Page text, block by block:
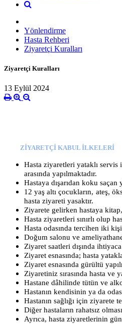
Yönlendirme
Hasta Rehberi
Ziyaretçi Kuralları
Ziyaretçi Kuralları
13 Eylül 2024
ZİYARETÇİ KABUL İLKELERİ
Hasta ziyaretleri yataklı
arasında yapılmaktadır.
Hastaya dışarıdan koku
12 yaş altı çocukların, ateş,
hasta ziyareti yasaktır.
Ziyarete gelirken hastaya
Hasta ziyaretleri sınırlı olup
Hasta odasında tercihen iki
Doğum salonu ve
Ziyaret saatleri dışında
Ziyaret esnasında; hasta
Ziyaret esnasında gürültü
Ziyaretiniz sırasında hasta ve
Hastane dâhilinde tütün ve
Hastanın kendisinin ya da
Hastanın sağlığı için ziyarete
Diğer hastaların rahatsız
Ayrıca, hasta ziyaretlerinin